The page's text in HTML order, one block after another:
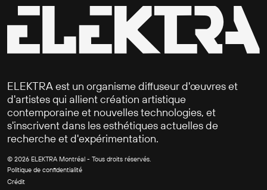
ELEKTRA est un organisme diffuseur d'œuvres et
d'artistes qui allient création artistique
contemporaine et nouvelles technologies, et
s'inscrivent dans les esthétiques actuelles de
recherche et d'expérimentation.
© 2026 ELEKTRA Montréal - Tous droits réservés.
Politique de confidentialité
Crédit